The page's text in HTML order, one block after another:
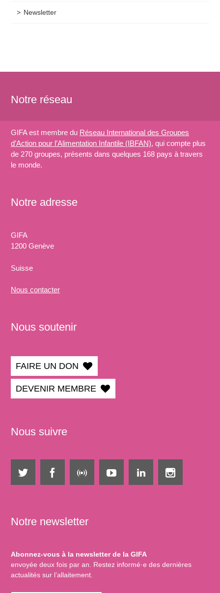
Newsletter
Notre réseau
GIFA est membre du Réseau International des Groupes
d’Action pour l’Alimentation Infantile (IBFAN), qui compte plus
de 270 groupes, présents dans quelques 168 pays à travers
le monde.
Notre adresse
GIFA
1200 Genève
Suisse
Nous contacter
Nous soutenir
FAIRE UN DON
DEVENIR MEMBRE
Nous suivre
Notre newsletter
Abonnez-vous à la newsletter de la GIFA
envoyée deux fois par an. Restez informé·e des dernières
actualités sur l’allaitement.